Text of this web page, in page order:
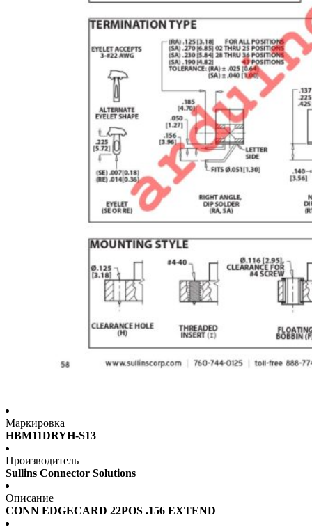
Маркировка
HBM11DRYH-S13
Производитель
Sullins Connector Solutions
Описание
CONN EDGECARD 22POS .156 EXTEND